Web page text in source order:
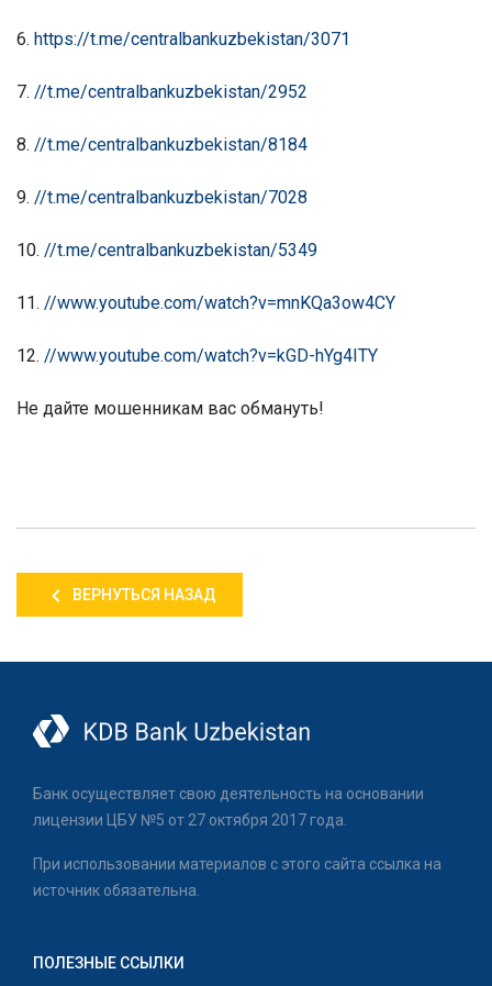
6. https://t.me/centralbankuzbekistan/3071
7. //t.me/centralbankuzbekistan/2952
8. //t.me/centralbankuzbekistan/8184
9. //t.me/centralbankuzbekistan/7028
10. //t.me/centralbankuzbekistan/5349
11. //www.youtube.com/watch?v=mnKQa3ow4CY
12. //www.youtube.com/watch?v=kGD-hYg4ITY
Не дайте мошенникам вас обмануть!
ВЕРНУТЬСЯ НАЗАД
Банк осуществляет свою деятельность на основании
лицензии ЦБУ №5 от 27 октября 2017 года.
При использовании материалов с этого сайта ссылка на
источник обязательна.
ПОЛЕЗНЫЕ ССЫЛКИ